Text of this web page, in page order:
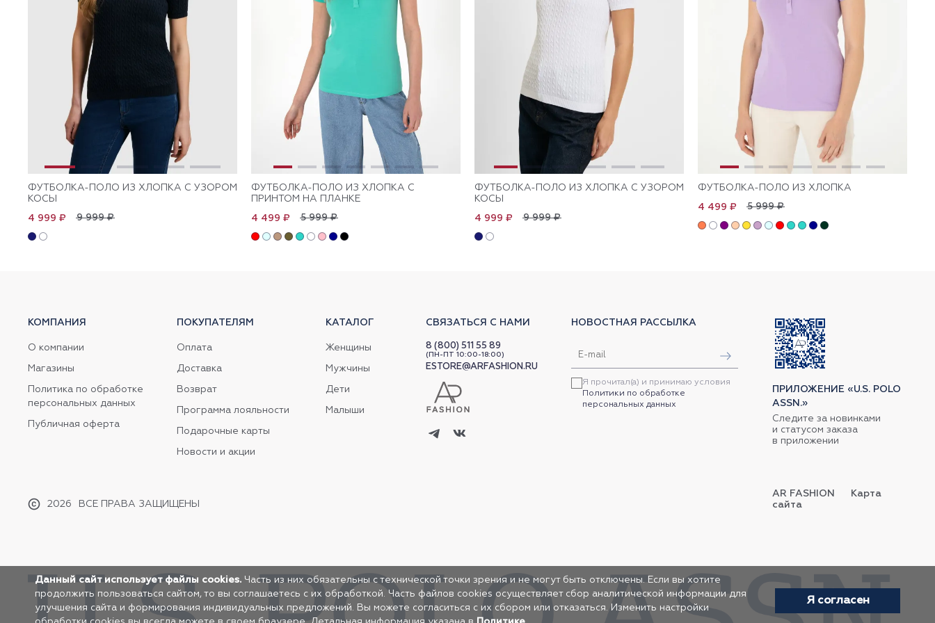
ФУТБОЛКА-ПОЛО ИЗ ХЛОПКА С УЗОРОМ
КОСЫ
9 999 ₽
4 999 ₽
ФУТБОЛКА-ПОЛО ИЗ ХЛОПКА С
ПРИНТОМ НА ПЛАНКЕ
5 999 ₽
4 499 ₽
ФУТБОЛКА-ПОЛО ИЗ ХЛОПКА С УЗОРОМ
КОСЫ
9 999 ₽
4 999 ₽
ФУТБОЛКА-ПОЛО ИЗ ХЛОПКА
5 999 ₽
4 499 ₽
КОМПАНИЯ
О компании
Магазины
Политика по обработке
персональных данных
Публичная оферта
2026 ВСЕ ПРАВА ЗАЩИЩЕНЫ
ПОКУПАТЕЛЯМ
Оплата
Доставка
Возврат
Программа лояльности
Подарочные карты
Новости и акции
КАТАЛОГ
Женщины
Мужчины
Дети
Малыши
СВЯЗАТЬСЯ С НАМИ
8 (800) 511 55 89
(ПН-ПТ 10:00-18:00)
ESTORE@ARFASHION.RU
НОВОСТНАЯ РАССЫЛКА
Я прочитал(а) и принимаю условия
Политики по обработке
персональных данных
ПРИЛОЖЕНИЕ «U.S. POLO
ASSN.»
Следите за новинками
и статусом заказа
в приложении
AR FASHION
Карта
сайта
Данный сайт использует файлы cookies. Часть из них обязательны с технической точки зрения и не могут быть отключены. Если вы хотите
продолжить пользоваться сайтом, то вы соглашаетесь с их обработкой. Часть файлов cookies осуществляет сбор аналитической информации для
улучшения сайта и формирования индивидуальных предложений. Вы можете согласиться с их сбором или отказаться. Изменить настройки
Я согласен